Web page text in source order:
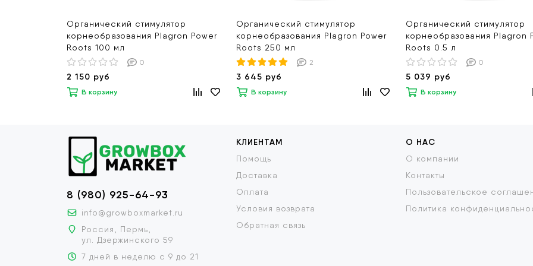
Органический стимулятор
корнеобразования Plagron Power
Roots 100 мл
0
2 150 руб
В корзину
Органический стимулятор
корнеобразования Plagron Power
Roots 250 мл
2
3 645 руб
В корзину
Органический стимулятор
корнеобразования Plagron
Roots 0.5 л
0
5 039 руб
В корзину
8 (980) 925-64-93
info@growboxmarket.ru
Россия, Пермь,
ул. Дзержинского 59
7 дней в неделю с 9 до 21
КЛИЕНТАМ
Помощь
Доставка
Оплата
Условия возврата
Обратная связь
О НАС
О компании
Контакты
Пользовательское
Политика